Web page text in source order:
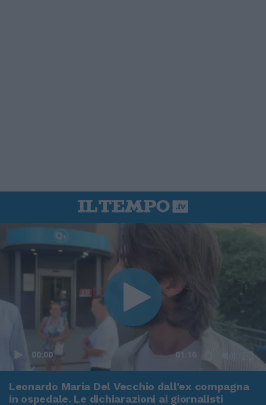
00:00 01:16
Leonardo Maria Del Vecchio dall'ex compagna
in ospedale. Le dichiarazioni ai giornalisti